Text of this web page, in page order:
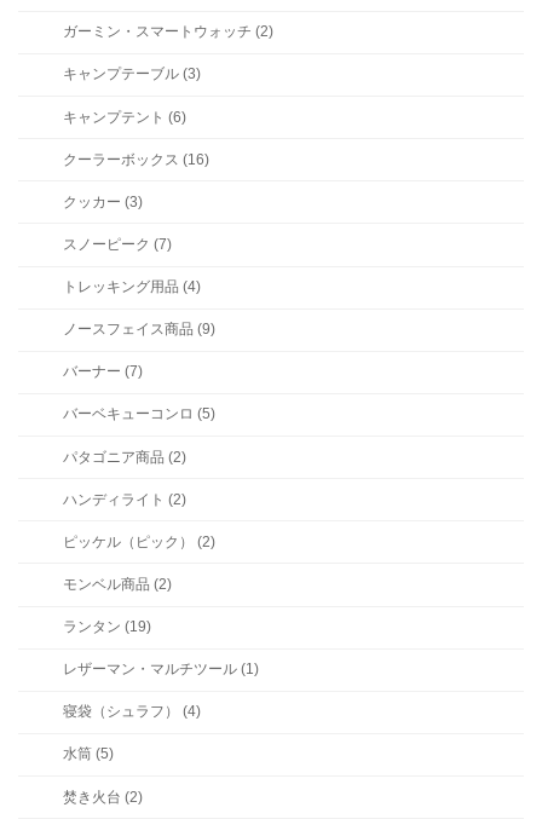
ガーミン・スマートウォッチ (2)
キャンプテーブル (3)
キャンプテント (6)
クーラーボックス (16)
クッカー (3)
スノーピーク (7)
トレッキング用品 (4)
ノースフェイス商品 (9)
バーナー (7)
バーベキューコンロ (5)
パタゴニア商品 (2)
ハンディライト (2)
ピッケル（ピック） (2)
モンベル商品 (2)
ランタン (19)
レザーマン・マルチツール (1)
寝袋（シュラフ） (4)
水筒 (5)
焚き火台 (2)